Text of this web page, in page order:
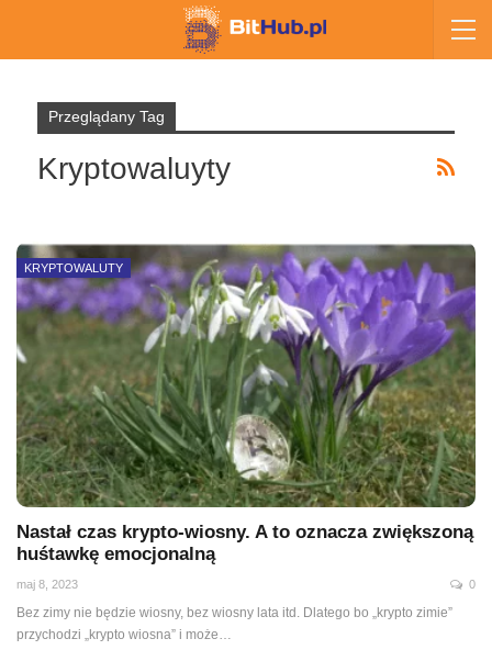
Przeglądany Tag
Kryptowaluyty
KRYPTOWALUTY
Nastał czas krypto-wiosny. A to oznacza zwiększoną
huśtawkę emocjonalną
maj 8, 2023 0
Bez zimy nie będzie wiosny, bez wiosny lata itd. Dlatego bo „krypto zimie”
przychodzi „krypto wiosna” i może…